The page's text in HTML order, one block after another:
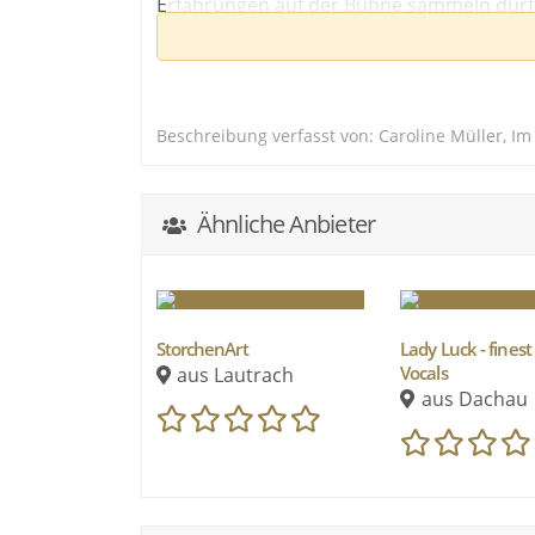
Ob Solo auf Hochzeiten, Taufen und
Ich lebe mit Mann, Kind & Hund im
Beschreibung verfasst von: Caroline Müller,
Ähnliche Anbieter
StorchenArt
aus Lautrach
Lady Luck -
Vocals
aus Dachau